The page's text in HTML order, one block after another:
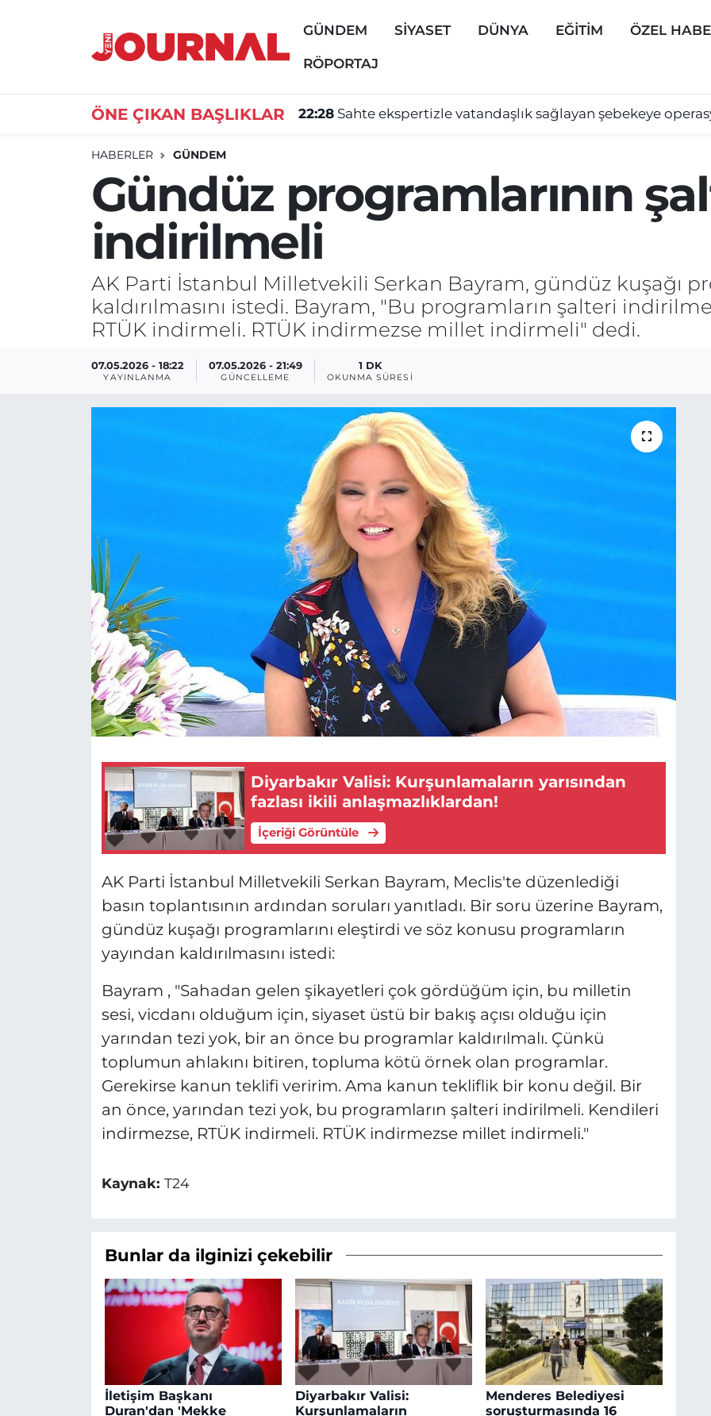
GÜNDEM SİYASET DÜNYA EĞİTİM ÖZEL
RÖPORTAJ
ÖNE ÇIKAN BAŞLIKLAR 22:28 Sahte ekspertizle vatandaşlık sağlayan şebekeye
HABERLER GÜNDEM
Gündüz programlarının
indirilmeli
AK Parti İstanbul Milletvekili Serkan Bayram, gündüz kuşağı
kaldırılmasını istedi. Bayram, "Bu programların şalteri
RTÜK indirmeli. RTÜK indirmezse millet indirmeli" dedi.
07.05.2026 - 18:22
YAYINLANMA
07.05.2026 - 21:49
GÜNCELLEME
1 DK
OKUNMA SÜRESI
Diyarbakır Valisi: Kurşunlamaların yarısından
fazlası ikili anlaşmazlıklardan!
İçeriği Görüntüle
AK Parti İstanbul Milletvekili Serkan Bayram, Meclis'te düzenlediği
basın toplantısının ardından soruları yanıtladı. Bir soru üzerine Bayram,
gündüz kuşağı programlarını eleştirdi ve söz konusu programların
yayından kaldırılmasını istedi:
Bayram , "Sahadan gelen şikayetleri çok gördüğüm için, bu milletin
sesi, vicdanı olduğum için, siyaset üstü bir bakış açısı olduğu için
yarından tezi yok, bir an önce bu programlar kaldırılmalı. Çünkü
toplumun ahlakını bitiren, topluma kötü örnek olan programlar.
Gerekirse kanun teklifi veririm. Ama kanun tekliflik bir konu değil. Bir
an önce, yarından tezi yok, bu programların şalteri indirilmeli. Kendileri
indirmezse, RTÜK indirmeli. RTÜK indirmezse millet indirmeli."
Kaynak: T24
Bunlar da ilginizi çekebilir
İletişim Başkanı
Duran'dan 'Mekke
Diyarbakır Valisi:
Kurşunlamaların
Menderes Belediyesi
soruşturmasında 16
GÜNDEM
DÜNYA
EĞİTİM
ÖZEL HABER
Nöbetçi Eczaneler
Süper Lig Puan Durumu ve Fikstür
Tüm Manşetler
Son Dakika Haberleri
Haber Arşivi